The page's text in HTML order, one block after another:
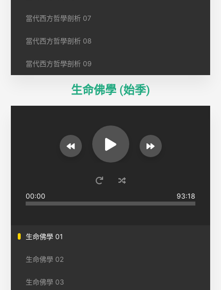
當代西方哲學剖析 07
當代西方哲學剖析 08
當代西方哲學剖析 09
生命佛學 (始季)
00:00 93:18
生命佛學 01
生命佛學 02
生命佛學 03